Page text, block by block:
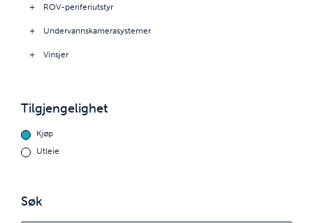
ROV-periferiutstyr
Undervannskamerasystemer
Vinsjer
Tilgjengelighet
Kjøp
Utleie
Søk